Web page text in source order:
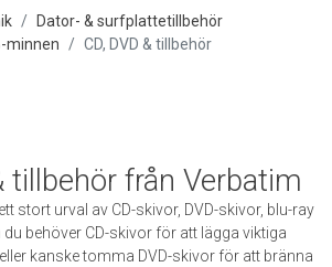
Dator- & surfplattetillbehör
minnen
CD, DVD & tillbehör
tillbehör från Verbatim
stort urval av CD-skivor, DVD-skivor, blu-ray
behöver CD-skivor för att lägga viktiga
kanske tomma DVD-skivor för att bränna